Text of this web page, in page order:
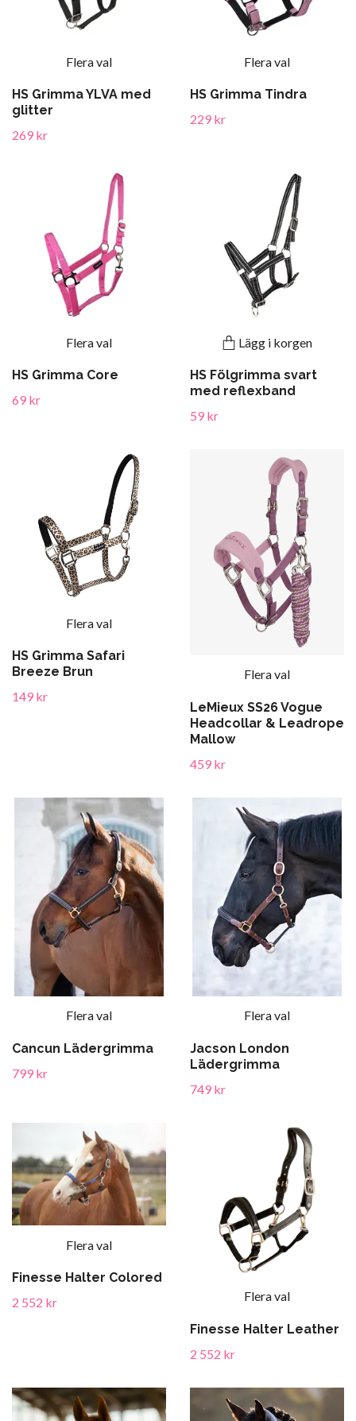
Flera val
HS Grimma YLVA med
glitter
269 kr
Flera val
HS Grimma Tindra
229 kr
Flera val
HS Grimma Core
69 kr
Lägg i korgen
HS Fölgrimma svart
med reflexband
59 kr
Flera val
HS Grimma Safari
Breeze Brun
149 kr
Flera val
LeMieux SS26 Vogue
Headcollar & Leadrope
Mallow
459 kr
Flera val
Cancun Lädergrimma
799 kr
Flera val
Jacson London
Lädergrimma
749 kr
Flera val
Finesse Halter Colored
2 552 kr
Flera val
Finesse Halter Leather
2 552 kr